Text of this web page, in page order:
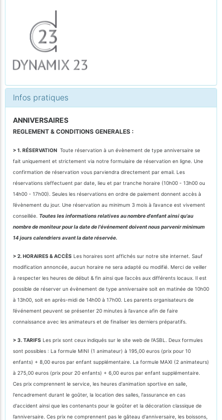
Infos pratiques
ANNIVERSAIRES
REGLEMENT & CONDITIONS GENERALES :
> 1. RÉSERVATION Toute réservation à un évènement de type anniversaire se
fait uniquement et strictement via notre formulaire de réservation en ligne. Une
confirmation de réservation vous parviendra directement par email. Les
réservations s’effectuent par date, lieu et par tranche horaire (10h00 - 13h00 ou
14h00 - 17h00). Seules les réservations en ordre de paiement donnent accès à
l’évènement du jour. Une réservation au minimum 3 mois à l’avance est vivement
conseillée. Toutes les informations relatives au nombre d'enfant ainsi qu'au
nombre de moniteur pour la date de l'événement doivent nous parvenir minimum
14 jours calendriers avant la date réservée.
> 2. HORAIRES & ACCÈS Les horaires sont affichés sur notre site internet. Sauf
modification annoncée, aucun horaire ne sera adapté ou modifié. Merci de veiller
à respecter les heures de début & fin ainsi que l’accès aux différents locaux. Il est
possible de réserver un évènement de type anniversaire soit en matinée de 10h00
à 13h00, soit en après-midi de 14h00 à 17h00. Les parents organisateurs de
l’événement peuvent se présenter 20 minutes à l’avance afin de faire
connaissance avec les animateurs et de finaliser les derniers préparatifs.
> 3. TARIFS Les prix sont ceux indiqués sur le site web de l'ASBL. Deux formules
sont possibles : La formule MINI (1 animateur) à 195,00 euros (prix pour 10
enfants) + 8,00 euros par enfant supplémentaire. La formule MAXI (2 animateurs)
à 275,00 euros (prix pour 20 enfants) + 6,00 euros par enfant supplémentaire.
Ces prix comprennent le service, les heures d'animation sportive en salle,
l'encadrement durant le goûter, la location des salles, l'assurance en cas
d'accident ainsi que les contenants pour le goûter et la décoration classique de
l’anniversaire. Ces prix ne comprennent pas le gâteau d'anniversaire, les boissons,